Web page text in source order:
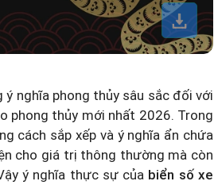
nghĩa phong thủy sâu sắc đối với
phong thủy mới nhất 2026. Trong
cách sắp xếp và ý nghĩa ẩn chứa
cho giá trị thông thường mà còn
ý nghĩa thực sự của biển số xe